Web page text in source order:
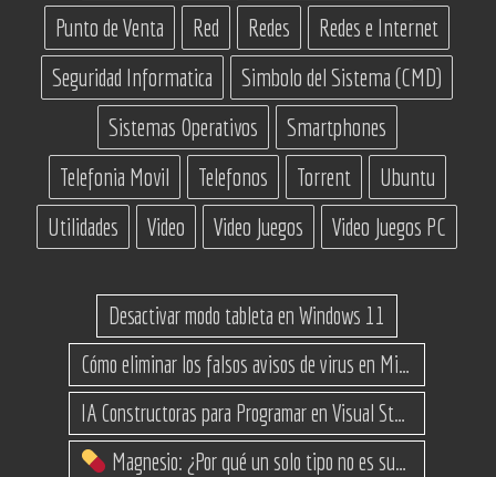
Punto de Venta
Red Redes
Redes e Internet
Seguridad Informatica
Simbolo del Sistema (CMD)
Sistemas Operativos
Smartphones
Telefonia Movil
Telefonos Torrent
Ubuntu
Utilidades
Video Video Juegos Video Juegos PC
Desactivar modo tableta en Windows 11
Magnesio: ¿Por qué un solo tipo no es suficiente? (Guía de variantes)